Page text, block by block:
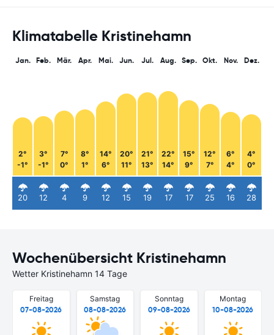
Klimatabelle Kristinehamn
Jan.
2°
-1°
20
Feb.
3°
-1°
12
Mär.
7°
0°
4
Apr.
8°
1°
9
Mai.
14°
6°
12
Jun.
20°
11°
15
Jul.
21°
13°
19
Aug.
22°
14°
17
Sep.
15°
9°
17
Okt.
12°
7°
25
Nov.
6°
4°
16
Dez.
4°
0°
28
Wochenübersicht Kristinehamn
Wetter Kristinehamn 14 Tage
Freitag
07-08-2026
Samstag
08-08-2026
Sonntag
09-08-2026
Montag
10-08-2026